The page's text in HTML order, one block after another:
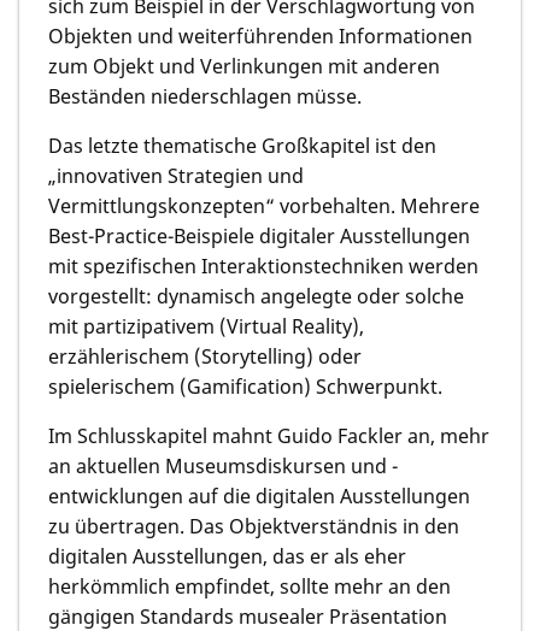
sich zum Beispiel in der Verschlagwortung von
Objekten und weiterführenden Informationen
zum Objekt und Verlinkungen mit anderen
Beständen niederschlagen müsse.
Das letzte thematische Großkapitel ist den
„innovativen Strategien und
Vermittlungskonzepten“ vorbehalten. Mehrere
Best-Practice-Beispiele digitaler Ausstellungen
mit spezifischen Interaktionstechniken werden
vorgestellt: dynamisch angelegte oder solche
mit partizipativem (Virtual Reality),
erzählerischem (Storytelling) oder
spielerischem (Gamification) Schwerpunkt.
Im Schlusskapitel mahnt Guido Fackler an, mehr
an aktuellen Museumsdiskursen und -
entwicklungen auf die digitalen Ausstellungen
zu übertragen. Das Objektverständnis in den
digitalen Ausstellungen, das er als eher
herkömmlich empfindet, sollte mehr an den
gängigen Standards musealer Präsentation